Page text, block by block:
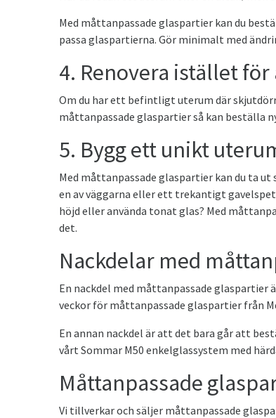
Med måttanpassade glaspartier kan du
passa glaspartierna. Gör minimalt med
4. Renovera istället
Om du har ett befintligt uterum där
måttanpassade glaspartier så kan beställa
5. Bygg ett unikt
Med måttanpassade glaspartier kan du ta
en av väggarna eller ett trekantigt
höjd eller använda tonat glas? Med
det.
Nackdelar med
En nackdel med måttanpassade
veckor för måttanpassade glaspartier från
En annan nackdel är att det bara går att
vårt Sommar M50 enkelglassystem med
Måttanpassade
Vi tillverkar och säljer måttanpassade